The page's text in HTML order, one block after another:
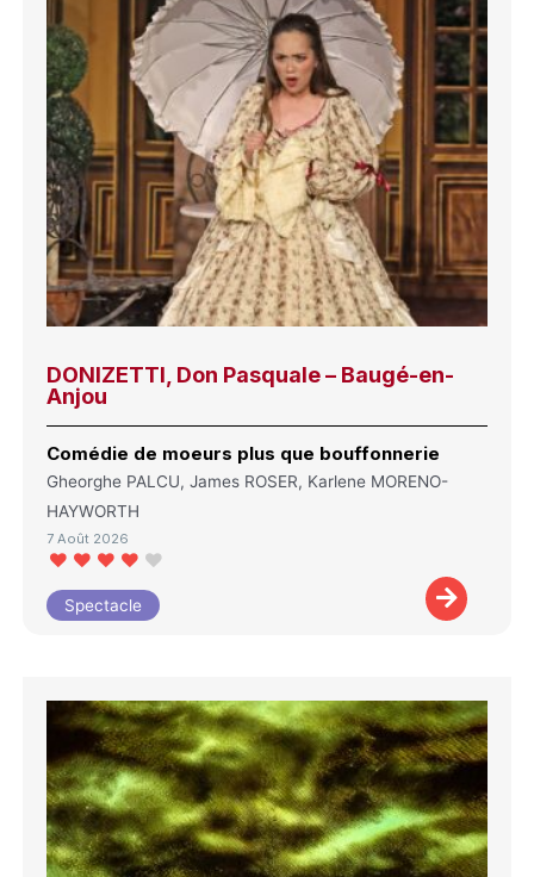
DONIZETTI, Don Pasquale – Baugé-en-
Anjou
Comédie de moeurs plus que bouffonnerie
Gheorghe PALCU, James ROSER, Karlene MORENO-
HAYWORTH
7 Août 2026
Spectacle